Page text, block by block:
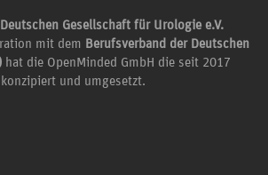
Deutschen Gesellschaft für Urologie e.V.
mit dem Berufsverband der Deutschen
hat die OpenMinded GmbH die seit 2017
und umgesetzt.